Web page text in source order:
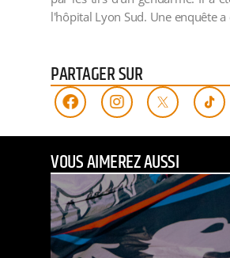
l'hôpital Lyon Sud. Une enquête
PARTAGER SUR
VOUS AIMEREZ AUSSI